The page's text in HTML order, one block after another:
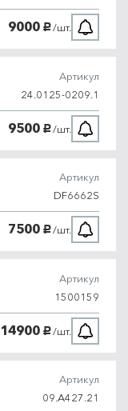
9000 руб./шт.
Артикул
24.0125-0209.1
9500 руб./шт.
Артикул
DF6662S
7500 руб./шт.
Артикул
1500159
14900 руб./шт.
Артикул
09.A427.21